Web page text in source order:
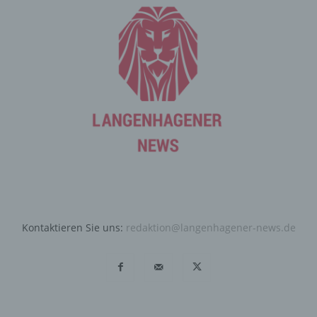
Kontaktieren Sie uns: redaktion@langenhagener-news.de
Angriffen auf unsere informationstechnologischen
Bei der Nutzung dieser allgemeinen Daten und
Informationen ziehen wird keine Rückschlüsse auf die
betroffene Person. Diese Informationen werden vielmehr
benötigt, um (1) die Inhalte unserer Internetseite korrekt
die Werbung für diese zu optimieren, (3) die dauerhafte
Funktionsfähigkeit unserer informationstechnologischen
Systeme und der Technik unserer Internetseite zu
durch uns daher einerseits statistisch und ferner mit dem
Datensicherheit in unserem Unternehmen zu erhöhen,